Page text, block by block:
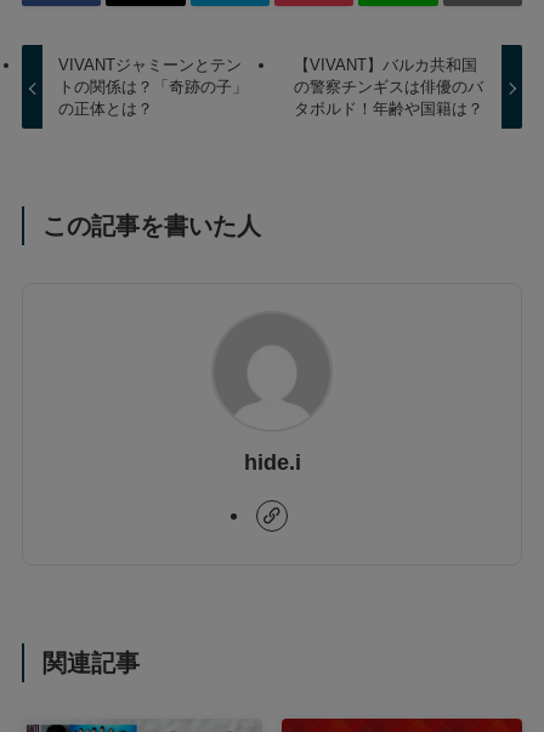
VIVANTジャミーンとテン
トの関係は？「奇跡の子」
の正体とは？
【VIVANT】バルカ共和国
の警察チンギスは俳優のバ
タボルド！年齢や国籍は？
この記事を書いた人
hide.i
関連記事